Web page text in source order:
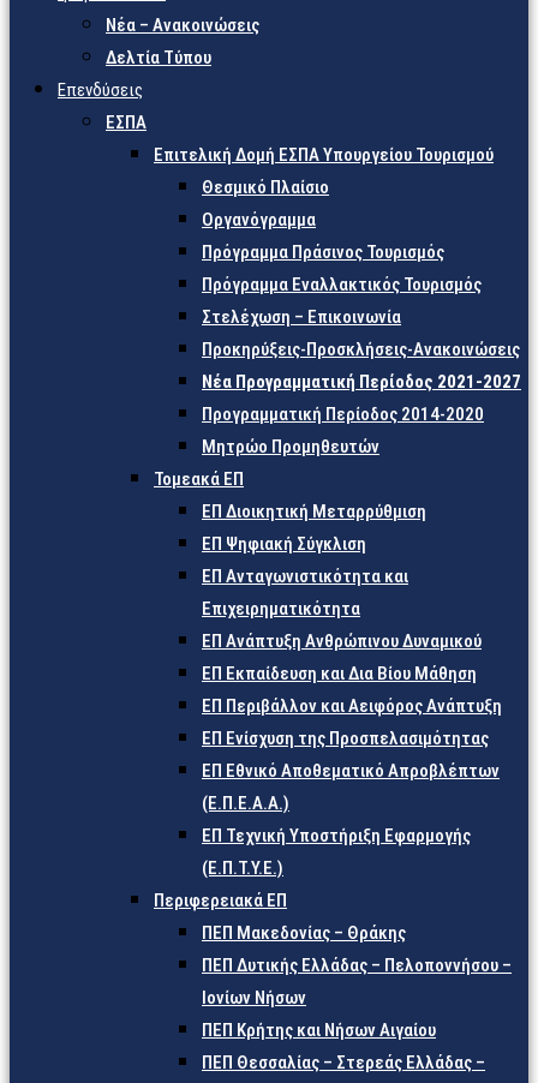
Νέα – Ανακοινώσεις
Δελτία Τύπου
Επενδύσεις
ΕΣΠΑ
Επιτελική Δομή ΕΣΠΑ Υπουργείου Τουρισμού
Θεσμικό Πλαίσιο
Οργανόγραμμα
Πρόγραμμα Πράσινος Τουρισμός
Πρόγραμμα Εναλλακτικός Τουρισμός
Στελέχωση – Επικοινωνία
Προκηρύξεις-Προσκλήσεις-Ανακοινώσεις
Νέα Προγραμματική Περίοδος 2021-2027
Προγραμματική Περίοδος 2014-2020
Μητρώο Προμηθευτών
Τομεακά ΕΠ
ΕΠ Διοικητική Μεταρρύθμιση
ΕΠ Ψηφιακή Σύγκλιση
ΕΠ Ανταγωνιστικότητα και
Επιχειρηματικότητα
ΕΠ Ανάπτυξη Ανθρώπινου Δυναμικού
ΕΠ Εκπαίδευση και Δια Βίου Μάθηση
ΕΠ Περιβάλλον και Αειφόρος Ανάπτυξη
ΕΠ Ενίσχυση της Προσπελασιμότητας
ΕΠ Εθνικό Αποθεματικό Απροβλέπτων
(Ε.Π.Ε.Α.Α.)
ΕΠ Τεχνική Υποστήριξη Εφαρμογής
(Ε.Π.Τ.Υ.Ε.)
Περιφερειακά ΕΠ
ΠΕΠ Μακεδονίας – Θράκης
ΠΕΠ Δυτικής Ελλάδας – Πελοποννήσου –
Ιονίων Νήσων
ΠΕΠ Κρήτης και Νήσων Αιγαίου
ΠΕΠ Θεσσαλίας – Στερεάς Ελλάδας –